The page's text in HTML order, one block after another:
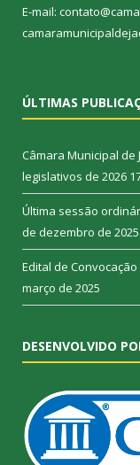
E-mail:
ÚLTIMAS
Câmara Municipal
legislativos de 2026
Última sessão
de dezembro de 2025
Edital de
março de 2025
DESENVOLVIDO